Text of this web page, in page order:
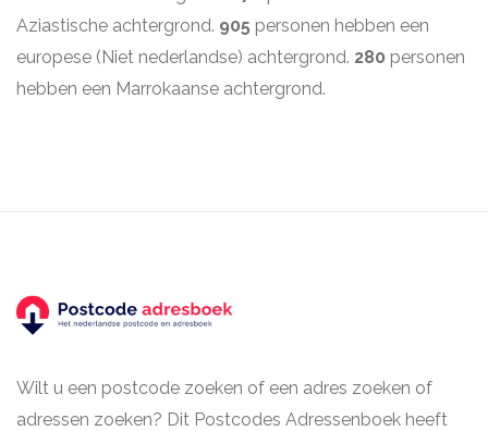
Aziastische achtergrond. 905 personen hebben een
europese (Niet nederlandse) achtergrond. 280 personen
hebben een Marrokaanse achtergrond.
Wilt u een postcode zoeken of een adres zoeken of
adressen zoeken? Dit Postcodes Adressenboek heeft